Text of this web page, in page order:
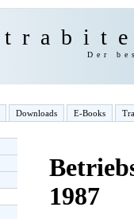
Der
Downloads E-Books
1987